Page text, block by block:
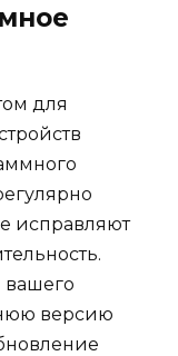
для
исправляют
вашего
версию